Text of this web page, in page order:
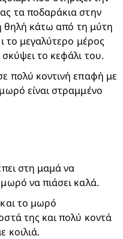
τα ποδαράκια στην
θηλή κάτω από τη μύτη
το μεγαλύτερο μέρος
το κεφάλι του.
πολύ κοντινή επαφή με
είναι στραμμένο
στη μαμά να
να πιάσει καλά.
το μωρό
της και πολύ κοντά
κοιλιά.